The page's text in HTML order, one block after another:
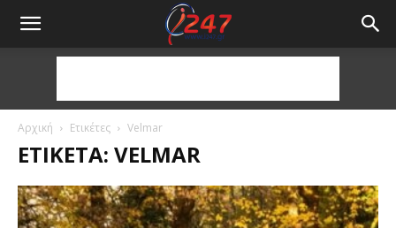
Αρχική Ετικέτες Velmar
ΕΤΙΚΈΤΑ: VELMAR